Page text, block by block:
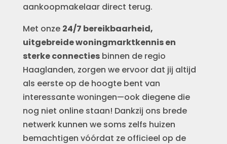
aankoopmakelaar direct terug.
Met onze 24/7 bereikbaarheid,
uitgebreide woningmarktkennis en
sterke connectiesbinnen de regio
Haaglanden, zorgen we ervoor dat jij altijd
als eerste op de hoogte bent van
interessante woningen—ook diegene die
nog niet online staan! Dankzij ons brede
netwerk kunnen we soms zelfs huizen
bemachtigen vóórdat ze officieel op de